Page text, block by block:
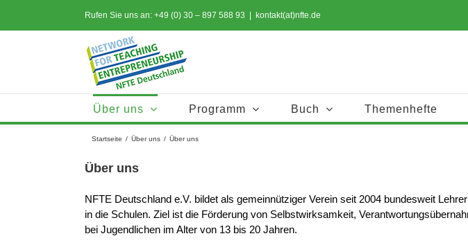
Rufen Sie uns an: +49 (0) 30 – 897 588 93 kontakt(at)nfte.de
Über uns Programm Buch Themenhefte
Startseite / Über uns / Über uns
Über uns
NFTE Deutschland e.V. bildet als gemeinnütziger Verein seit 2004 bundesweit
in die Schulen. Ziel ist die Förderung von Selbstwirksamkeit,
bei Jugendlichen im Alter von 13 bis 20 Jahren.